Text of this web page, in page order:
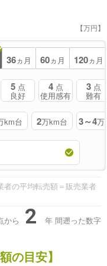
【万円】
36ヵ月 60ヵ月 120ヵ月
5 点
良好
4 点
使用感有
3 点
難有
km台 2万km台 3～4万
の平均転売額＝販売業者
から 2 年 間遡った数字
の目安】